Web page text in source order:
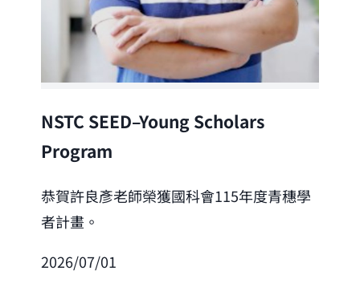
NSTC SEED–Young Scholars
Program
恭賀許良彥老師榮獲國科會115年度青穗學
者計畫。
2026/07/01